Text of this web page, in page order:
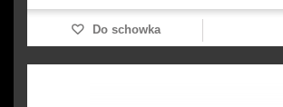
Do schowka